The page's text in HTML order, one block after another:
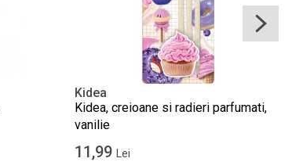
Kidea
Kidea, creioane si radieri parfumati,
vanilie
11,99 Lei